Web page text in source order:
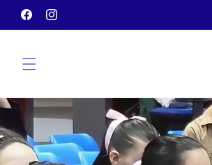
direttamente
ai contenuti
FacebookInstagram